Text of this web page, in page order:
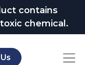
contains
chemical.